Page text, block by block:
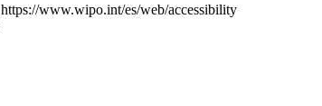
https://www.wipo.int/es/web/accessibility